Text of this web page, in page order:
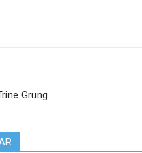
Grung